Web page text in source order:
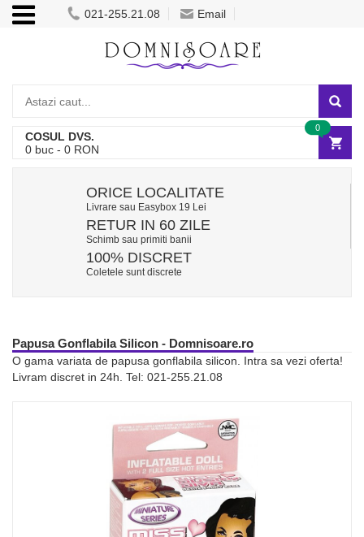
021-255.21.08 Email
COSUL DVS.
0 buc - 0 RON
0
ORICE LOCALITATE
Livrare sau Easybox 19 Lei
RETUR IN 60 ZILE
Schimb sau primiti banii
100% DISCRET
Coletele sunt discrete
Papusa Gonflabila Silicon - Domnisoare.ro
O gama variata de papusa gonflabila silicon. Intra sa vezi oferta!
Livram discret in 24h. Tel: 021-255.21.08